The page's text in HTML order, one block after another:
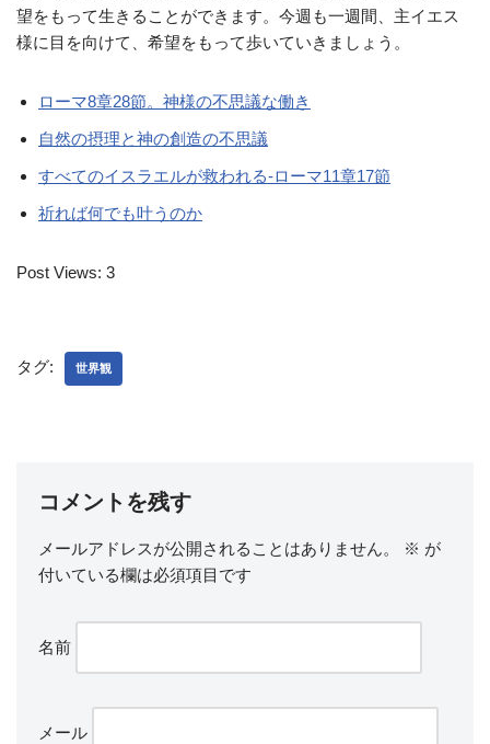
望をもって生きることができます。今週も一週間、主イエス
様に目を向けて、希望をもって歩いていきましょう。
ローマ8章28節。神様の不思議な働き
自然の摂理と神の創造の不思議
すべてのイスラエルが救われる-ローマ11章17節
祈れば何でも叶うのか
Post Views: 3
タグ: 世界観
コメントを残す
メールアドレスが公開されることはありません。 ※ が
付いている欄は必須項目です
名前
メール